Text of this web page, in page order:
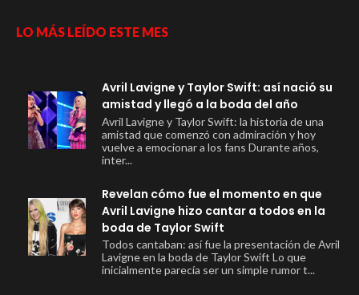
LO MÁS LEÍDO ESTE MES
Avril Lavigne y Taylor Swift: así nació su
amistad y llegó a la boda del año
Avril Lavigne y Taylor Swift: la historia de una
amistad que comenzó con admiración y hoy
vuelve a emocionar a los fans Durante años,
inter...
Revelan cómo fue el momento en que
Avril Lavigne hizo cantar a todos en la
boda de Taylor Swift
Todos cantaban: así fue la presentación de Avril
Lavigne en la boda de Taylor Swift Lo que
inicialmente parecía ser un simple rumor t...